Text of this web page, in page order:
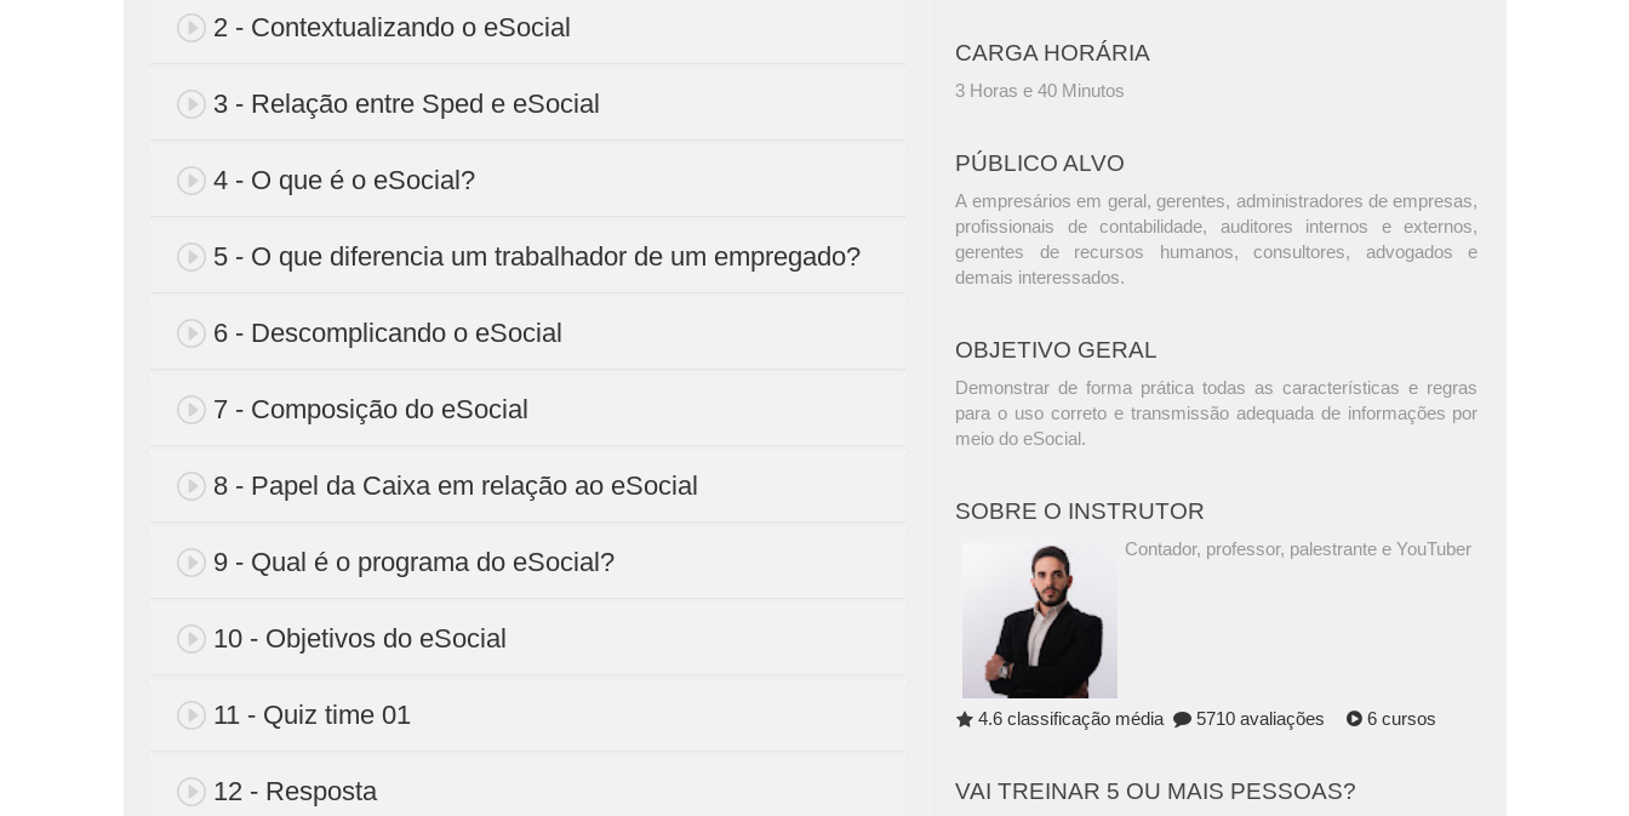
2 - Contextualizando o eSocial
3 - Relação entre Sped e eSocial
4 - O que é o eSocial?
5 - O que diferencia um trabalhador de um empregado?
6 - Descomplicando o eSocial
7 - Composição do eSocial
8 - Papel da Caixa em relação ao eSocial
9 - Qual é o programa do eSocial?
10 - Objetivos do eSocial
11 - Quiz time 01
12 - Resposta
CARGA HORÁRIA
3 Horas e 40 Minutos
PÚBLICO ALVO
A empresários em geral, gerentes, administradores de empresas,
profissionais de contabilidade, auditores internos e externos,
gerentes de recursos humanos, consultores, advogados e
demais interessados.
OBJETIVO GERAL
Demonstrar de forma prática todas as características e regras
para o uso correto e transmissão adequada de informações por
meio do eSocial.
SOBRE O INSTRUTOR
Contador, professor, palestrante e YouTuber
4.6 classificação média 5710 avaliações 6 cursos
VAI TREINAR 5 OU MAIS PESSOAS?